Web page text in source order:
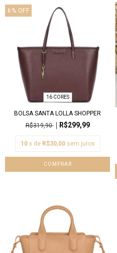
6 % OFF
16 CORES
BOLSA SANTA LOLLA SHOPPER
R$319,90
R$299,99
10 x de R$30,00 sem juros
COMPRAR